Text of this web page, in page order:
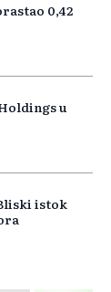
0,42
u
istok